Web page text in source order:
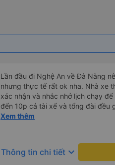
Lần đầu đi Nghệ An về Đà Nẵng
nhưng thực tế rất ok nha. Nhà xe thân thiện, tổng đài gọi
xác nhận và nhắc nhở lịch chạy
đến 10p cả tài xế và tổng đài đều
số xe và số điện thoại tài xế đều
đến ĐN sớm gần 1 tiếng so với thời gian
sau có nhu cầu sẽ chọn nhà xe
Xem thêm
Thông tin chi tiết keyboard_arrow_down